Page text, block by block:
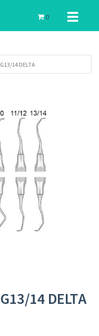
Toggle
0
14 DELTA
14 DELTA